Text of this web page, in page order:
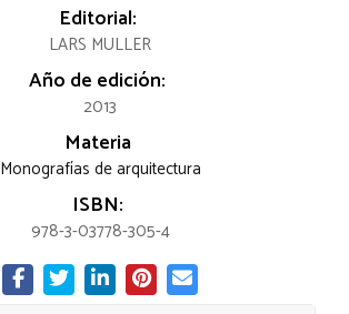
Editorial:
LARS MULLER
Año de edición:
2013
Materia
Monografías de arquitectura
ISBN:
978-3-03778-305-4